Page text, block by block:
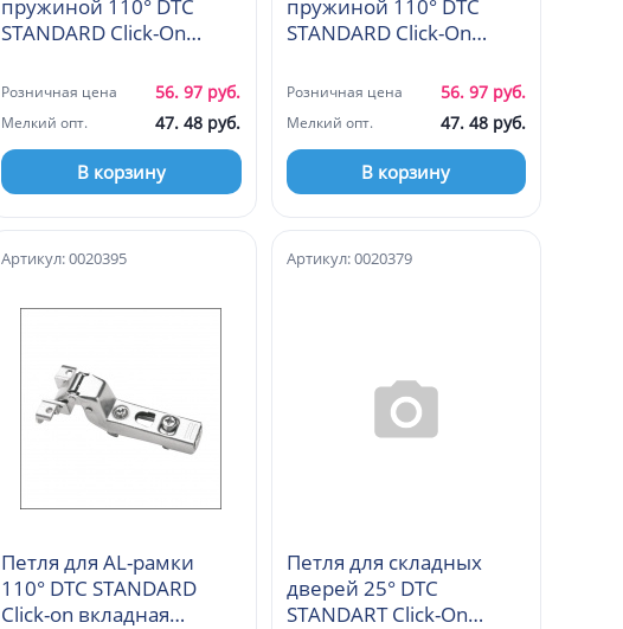
пружиной 110° DTC
STANDARD Click-On
(F98B675)
Розничная цена 56. 97 руб.
Мелкий опт. 47. 48 руб.
В корзину
пружиной 110° DTC
STANDARD Click-On
(F98A675)
Розничная цена 56. 97 руб.
Мелкий опт. 47. 48 руб.
В корзину
Петля для AL-рамки
110° DTC STANDARD
Click-on вкладная
Артикул: 0020395
Петля для складных
дверей 25° DTC
STANDART Click-On
Артикул: 0020379